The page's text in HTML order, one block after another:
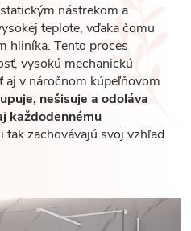
nástrekom a
teplote, vďaka čomu
hliníka. Tento proces
vysokú mechanickú
v náročnom kúpeľňovom
nešisuje a odoláva
každodennému
tak zachovávajú svoj vzhľad